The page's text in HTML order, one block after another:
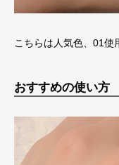
こちらは人気色、01使
おすすめの使い方